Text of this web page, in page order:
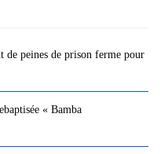
de peines de prison ferme pour
« Bamba